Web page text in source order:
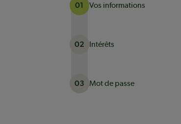
01 Vos informations
02 Intérêts
03
Mot de passe